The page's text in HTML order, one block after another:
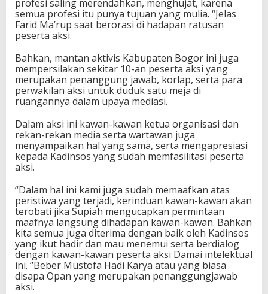
profesi saling merendahkan, menghujat, karena
semua profesi itu punya tujuan yang mulia. “Jelas
Farid Ma’rup saat berorasi di hadapan ratusan
peserta aksi.
Bahkan, mantan aktivis Kabupaten Bogor ini juga
mempersilakan sekitar 10-an peserta aksi yang
merupakan penanggung jawab, korlap, serta para
perwakilan aksi untuk duduk satu meja di
ruangannya dalam upaya mediasi.
Dalam aksi ini kawan-kawan ketua organisasi dan
rekan-rekan media serta wartawan juga
menyampaikan hal yang sama, serta mengapresiasi
kepada Kadinsos yang sudah memfasilitasi peserta
aksi.
“Dalam hal ini kami juga sudah memaafkan atas
peristiwa yang terjadi, kerinduan kawan-kawan akan
terobati jika Supiah mengucapkan permintaan
maafnya langsung dihadapan kawan-kawan. Bahkan
kita semua juga diterima dengan baik oleh Kadinsos
yang ikut hadir dan mau menemui serta berdialog
dengan kawan-kawan peserta aksi Damai intelektual
ini. “Beber Mustofa Hadi Karya atau yang biasa
disapa Opan yang merupakan penanggungjawab
aksi.